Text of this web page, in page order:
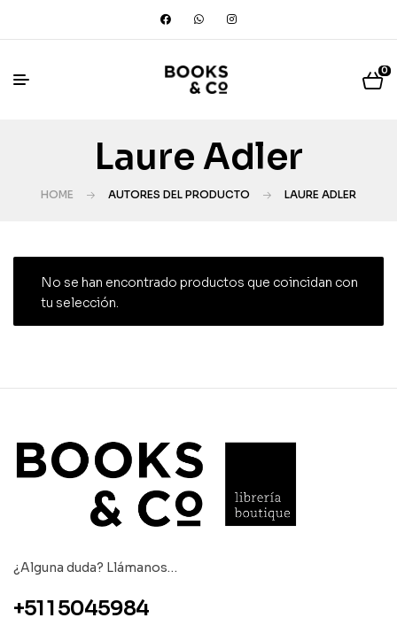
0
Laure Adler
HOME AUTORES DEL PRODUCTO LAURE ADLER
No se han encontrado productos que coincidan con
tu selección.
¿Alguna duda? Llámanos…
+51 1 5045984